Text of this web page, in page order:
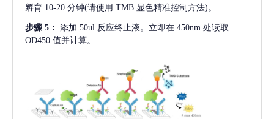
孵育 10-20 分钟(请使用 TMB 显色精准控制方法)。
步骤 5： 添加 50ul 反应终止液。立即在 450nm 处读取
OD450 值并计算。